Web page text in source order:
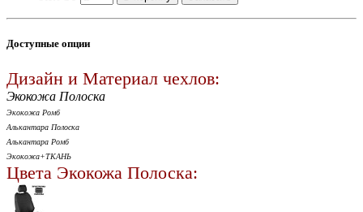
Доступные опции
Дизайн и Материал чехлов:
Экокожа Полоска
Экокожа Ромб
Алькантара Полоска
Алькантара Ромб
Экокожа+ТКАНЬ
Цвета Экокожа Полоска: